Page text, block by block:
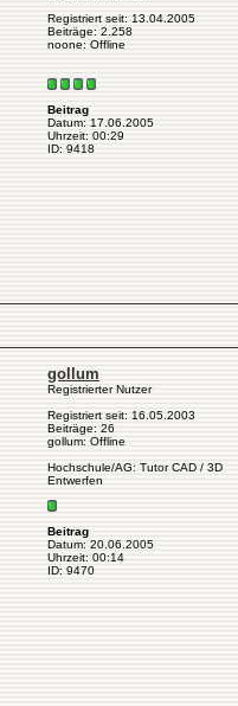
Registriert seit: 13.04.2005
Beiträge: 2.258
noone: Offline
Beitrag
Datum: 17.06.2005
Uhrzeit: 00:29
ID: 9418
gollum
Registrierter Nutzer
Registriert seit: 16.05.2003
Beiträge: 26
gollum: Offline
Hochschule/AG: Tutor CAD / 3D
Entwerfen
Beitrag
Datum: 20.06.2005
Uhrzeit: 00:14
ID: 9470